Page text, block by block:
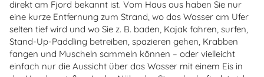
direkt am Fjord bekannt ist. Vom Haus aus haben Sie nur
eine kurze Entfernung zum Strand, wo das Wasser am Ufer
selten tief wird und wo Sie z. B. baden, Kajak fahren, surfen,
Stand-Up-Paddling betreiben, spazieren gehen, Krabben
fangen und Muscheln sammeln können – oder vielleicht
einfach nur die Aussicht über das Wasser mit einem Eis in